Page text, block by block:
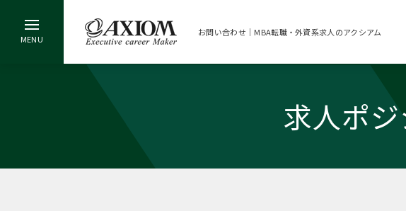
お問い合わせ｜MBA転職・外資系求人のアクシアム
求人ポ